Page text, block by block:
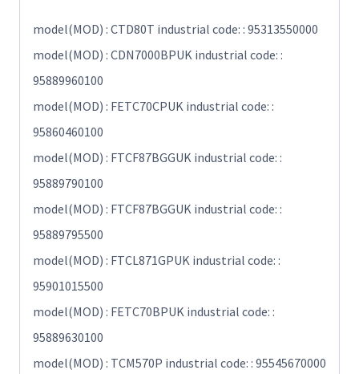
model(MOD) : CTD80T industrial code: : 95313550000
model(MOD) : CDN7000BPUK industrial code: :
95889960100
model(MOD) : FETC70CPUK industrial code: :
95860460100
model(MOD) : FTCF87BGGUK industrial code: :
95889790100
model(MOD) : FTCF87BGGUK industrial code: :
95889795500
model(MOD) : FTCL871GPUK industrial code: :
95901015500
model(MOD) : FETC70BPUK industrial code: :
95889630100
model(MOD) : TCM570P industrial code: : 95545670000